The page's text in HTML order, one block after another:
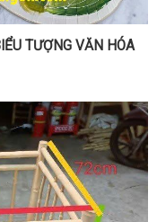
TƯỢNG VĂN HÓA